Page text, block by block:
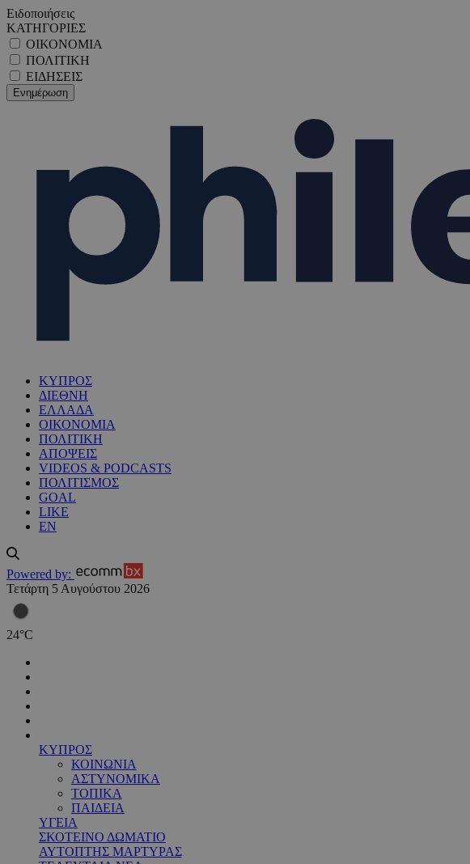
Ειδοποιήσεις
ΚΑΤΗΓΟΡΙΕΣ
ΟΙΚΟΝΟΜΙΑ
ΠΟΛΙΤΙΚΗ
ΕΙΔΗΣΕΙΣ
ΚΥΠΡΟΣ
ΔΙΕΘΝΗ
ΕΛΛΑΔΑ
ΟΙΚΟΝΟΜΙΑ
ΠΟΛΙΤΙΚΗ
ΑΠΟΨΕΙΣ
VIDEOS & PODCASTS
ΠΟΛΙΤΙΣΜΟΣ
GOAL
LIKE
EN
Powered by:
Τετάρτη 5 Αυγούστου 2026
24°C
ΚΥΠΡΟΣ
ΚΟΙΝΩΝΙΑ
ΑΣΤΥΝΟΜΙΚΑ
ΤΟΠΙΚΑ
ΠΑΙΔΕΙΑ
ΥΓΕΙΑ
ΣΚΟΤΕΙΝΟ ΔΩΜΑΤΙΟ
ΑΥΤΟΠΤΗΣ ΜΑΡΤΥΡΑΣ